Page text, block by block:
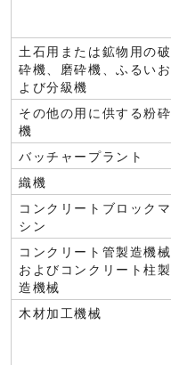
土石用または鉱物用の破
砕機、磨砕機、ふるいお
よび分級機
その他の用に供する粉砕
機
バッチャープラント
織機
コンクリートブロックマ
シン
コンクリート管製造機械
およびコンクリート柱製
造機械
木材加工機械